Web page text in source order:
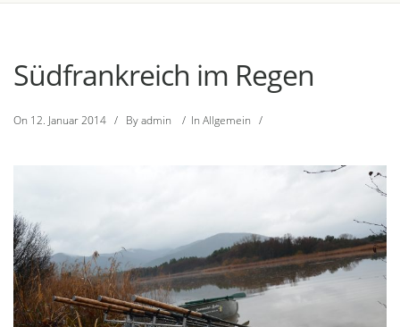
Südfrankreich im Regen
On 12. Januar 2014 / Byadmin / In Allgemein /